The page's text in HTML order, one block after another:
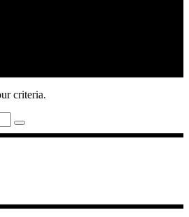
criteria.